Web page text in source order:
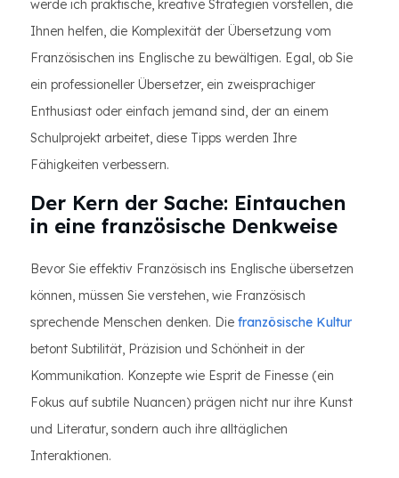
werde ich praktische, kreative Strategien vorstellen, die
Ihnen helfen, die Komplexität der Übersetzung vom
Französischen ins Englische zu bewältigen. Egal, ob Sie
ein professioneller Übersetzer, ein zweisprachiger
Enthusiast oder einfach jemand sind, der an einem
Schulprojekt arbeitet, diese Tipps werden Ihre
Fähigkeiten verbessern.
Der Kern der Sache: Eintauchen
in eine französische Denkweise
Bevor Sie effektiv Französisch ins Englische übersetzen
können, müssen Sie verstehen, wie Französisch
sprechende Menschen denken. Die französische Kultur
betont Subtilität, Präzision und Schönheit in der
Kommunikation. Konzepte wie Esprit de Finesse (ein
Fokus auf subtile Nuancen) prägen nicht nur ihre Kunst
und Literatur, sondern auch ihre alltäglichen
Interaktionen.